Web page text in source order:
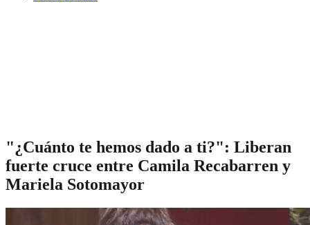
"¿Cuánto te hemos dado a ti?": Liberan
fuerte cruce entre Camila Recabarren y
Mariela Sotomayor